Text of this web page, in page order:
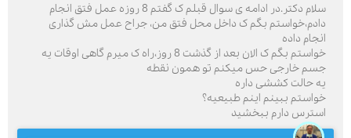
سلام دکتر.در ادامه ی سوال قبلم ک گفتم 8 روزه عمل فتق انجام
دادم،خواستم بگم ک داخل محل فتق من، جراح عمل مش گذاری
انجام داده
خواستم بگم ک الان بعد از گذشت 8 روز،راه ک میرم گاهی اوقات یه
جسم خارجی حس میکنم تو همون نقطه
یه حالت کششی داره
خواستم ببینم اینم طبیعیه؟
استرس دارم ببخشید